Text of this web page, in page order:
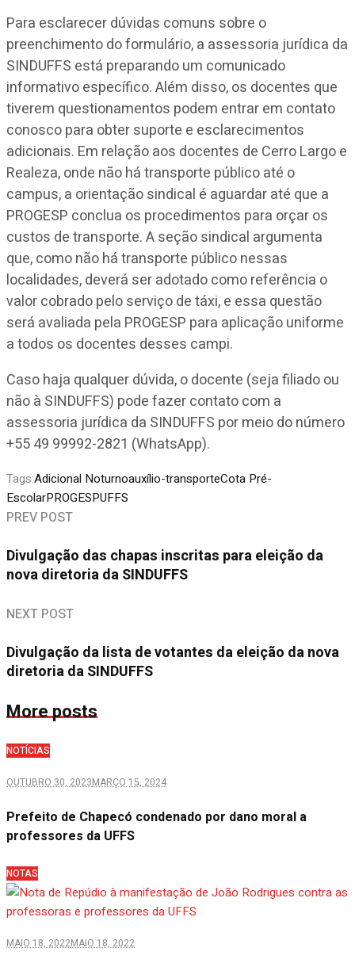
Para esclarecer dúvidas comuns sobre o
preenchimento do formulário, a assessoria jurídica da
SINDUFFS está preparando um comunicado
informativo específico. Além disso, os docentes que
tiverem questionamentos podem entrar em contato
conosco para obter suporte e esclarecimentos
adicionais. Em relação aos docentes de Cerro Largo e
Realeza, onde não há transporte público até o
campus, a orientação sindical é aguardar até que a
PROGESP conclua os procedimentos para orçar os
custos de transporte. A seção sindical argumenta
que, como não há transporte público nessas
localidades, deverá ser adotado como referência o
valor cobrado pelo serviço de táxi, e essa questão
será avaliada pela PROGESP para aplicação uniforme
a todos os docentes desses campi.
Caso haja qualquer dúvida, o docente (seja filiado ou
não à SINDUFFS) pode fazer contato com a
assessoria jurídica da SINDUFFS por meio do número
+55 49 99992-2821 (WhatsApp).
Tags:Adicional Noturnoauxílio-transporteCota Pré-
EscolarPROGESPUFFS
PREV POST
Divulgação das chapas inscritas para eleição da
nova diretoria da SINDUFFS
NEXT POST
Divulgação da lista de votantes da eleição da nova
diretoria da SINDUFFS
More posts
NOTÍCIAS
OUTUBRO 30, 2023MARÇO 15, 2024
Prefeito de Chapecó condenado por dano moral a
professores da UFFS
NOTAS
MAIO 18, 2022MAIO 18, 2022